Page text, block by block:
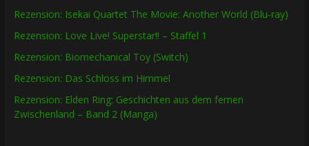
Rezension: Isekai Quartet The Movie: Another World (Blu-ray)
Rezension: Love Live! Superstar!! – Staffel 1
Rezension: Biomechanical Toy (Switch)
Rezension: Das Schloss im Himmel
Rezension: Elden Ring: Geschichten aus dem fernen
Zwischenland – Band 2 (Manga)